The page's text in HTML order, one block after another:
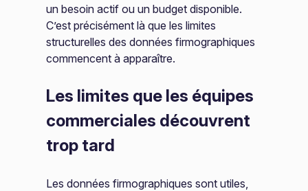
un besoin actif ou un budget disponible.
C’est précisément là que les limites
structurelles des données firmographiques
commencent à apparaître.
Les limites que les équipes
commerciales découvrent
trop tard
Les données firmographiques sont utiles,